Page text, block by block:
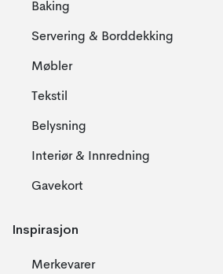
Baking
Servering & Borddekking
Møbler
Tekstil
Belysning
Interiør & Innredning
Gavekort
Inspirasjon
Merkevarer